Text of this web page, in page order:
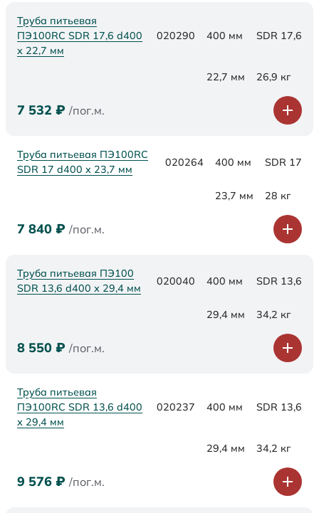
Труба питьевая
ПЭ100RC SDR 17,6 d400
х 22,7 мм
020290 400 мм SDR 17,6
22,7 мм 26,9 кг
7 532 ₽ /пог.м.
Труба питьевая ПЭ100RC
SDR 17 d400 х 23,7 мм
020264 400 мм SDR 17
23,7 мм 28 кг
7 840 ₽ /пог.м.
Труба питьевая ПЭ100
SDR 13,6 d400 х 29,4 мм
020040 400 мм SDR 13,6
29,4 мм 34,2 кг
8 550 ₽ /пог.м.
Труба питьевая
ПЭ100RC SDR 13,6 d400
х 29,4 мм
020237 400 мм SDR 13,6
29,4 мм 34,2 кг
9 576 ₽ /пог.м.